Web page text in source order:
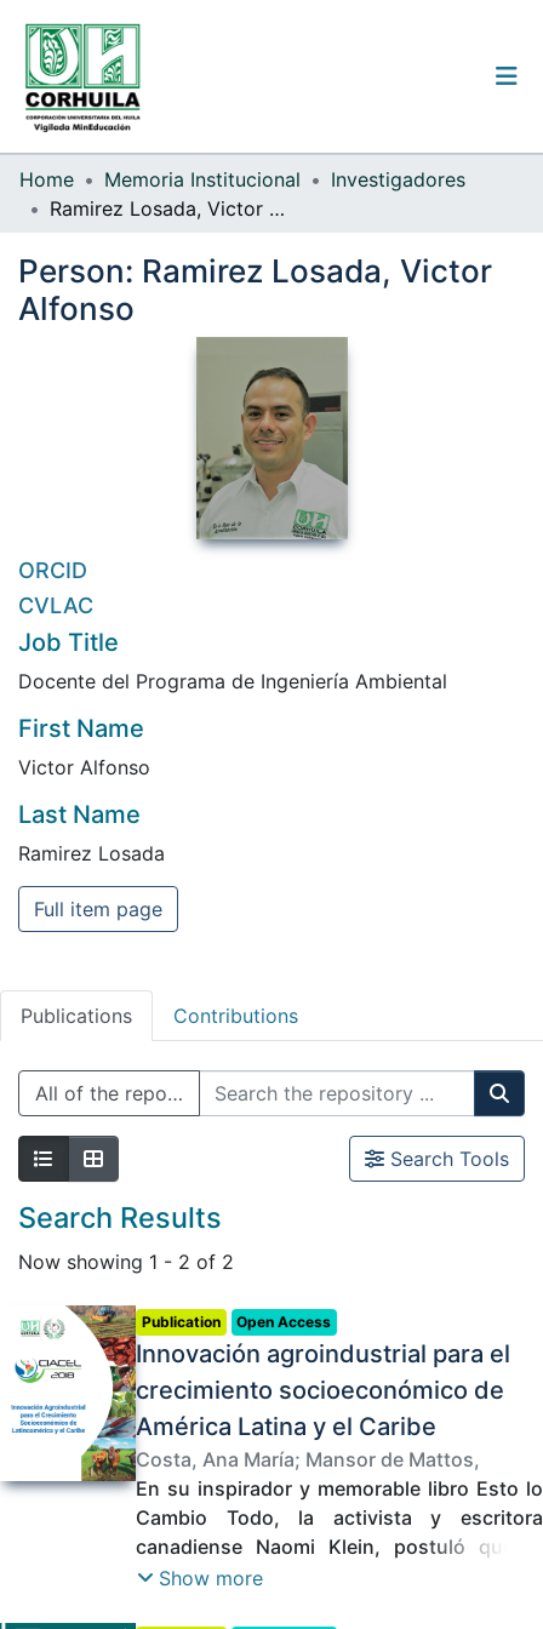
Institutional guidelines
Communities & Collections
All of the repository
Statistics
Home Memoria Institucional
Investigadores
Ramirez Losada, Victor Alfonso
Person: Ramirez Losada, Victor
Alfonso
ORCID
CVLAC
Job Title
Docente del Programa de Ingeniería Ambiental
First Name
Victor Alfonso
Last Name
Ramirez Losada
Full item page
Publications Contributions
All of the repository
Search Tools
Search Results
Now showing 1 - 2 of 2
Publication Open Access
Innovación agroindustrial para el
crecimiento socioeconómico de
América Latina y el Caribe
Costa, Ana María; Mansor de Mattos,
Luciano;Welti Chanes, Jorge;Cano, Pilar
Delgado Fonseca, Juan Felipe
Ramirez
Losada, Victor Alfonso;Losada Benavides,
Luis Carlos;Martínez Silva, Paula
En su inspirador y memorable libro Esto lo
Cambio Todo, la activista y escritora
canadiense Naomi Klein, postuló que el
cambio climático no sería uno de los temas
Show more